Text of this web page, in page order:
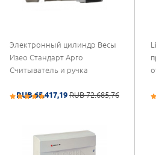
Электронный цилиндр Весы
Изео Стандарт Арго
Считыватель и ручка
RUB 65.417,19 RUB 72.685,76